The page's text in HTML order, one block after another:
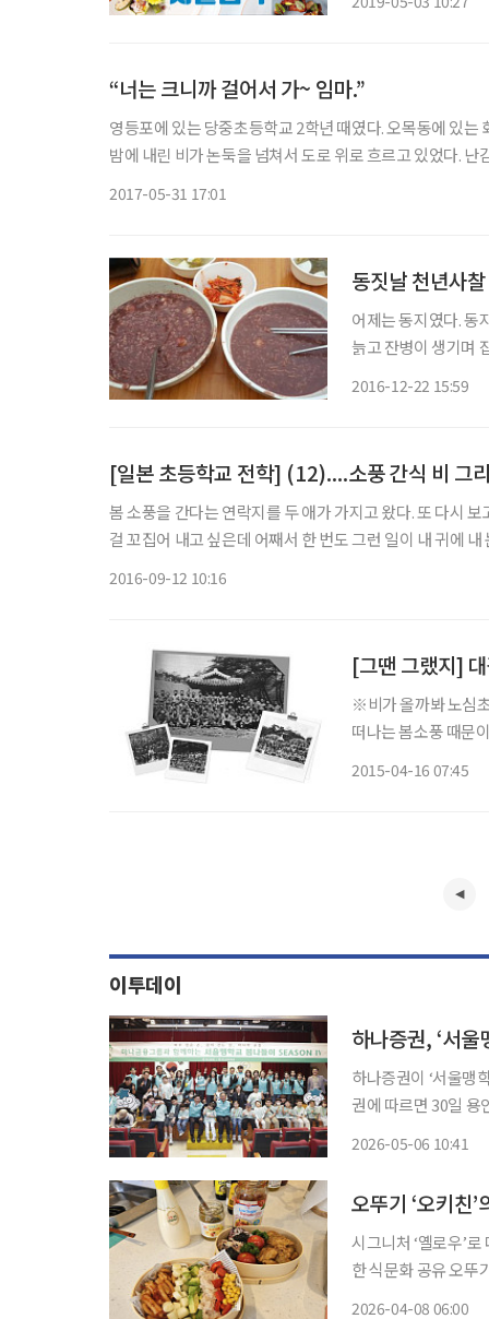
“너는 크니까 걸어서 가~ 임마.”
영등포에 있는 당중초등학교 2학년 때였다. 오목동에 있
밤에 내린 비가 논둑을 넘쳐서 도로 위로 흐르고 있었다.
2017-05-31 17:01
동짓날 천년사
어제는 동지였다. 동지 하면 바로 팥죽이다.
늙고 잔병이 생기며
2016-12-22 15:59
[일본 초등학교 전학] (12)....소풍 간식 비 그
봄 소풍을 간다는 연락지를 두 애가 가지고 왔다. 또 다시
걸 꼬집어 내고 싶은데 어째서 한 번도 그런 일이 내 귀에
2016-09-12 10:16
[그땐 그랬지]
※비가 올까봐 노심
떠나는 봄소풍 때문
2015-04-16 07:45
이투데이
하나증권, ‘서울
하나증권이 ‘서울맹학
권에 따르면 30일 용
2026-05-06 10:41
오뚜기 ‘오키친
시그니처 ‘옐로우’
한 식문화 공유 오뚜기는 젊은 층을 중심으로 재미와 경험을 중시하는 트렌드가 확산하고 있
2026-04-08 06:00